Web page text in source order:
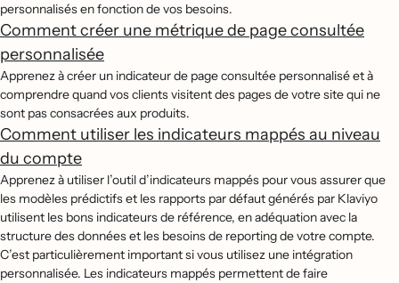
personnalisés en fonction de vos besoins.
Comment créer une métrique de page consultée
personnalisée
Apprenez à créer un indicateur de page consultée personnalisé et à
comprendre quand vos clients visitent des pages de votre site qui ne
sont pas consacrées aux produits.
Comment utiliser les indicateurs mappés au niveau
du compte
Apprenez à utiliser l’outil d’indicateurs mappés pour vous assurer que
les modèles prédictifs et les rapports par défaut générés par Klaviyo
utilisent les bons indicateurs de référence, en adéquation avec la
structure des données et les besoins de reporting de votre compte.
C’est particulièrement important si vous utilisez une intégration
personnalisée. Les indicateurs mappés permettent de faire